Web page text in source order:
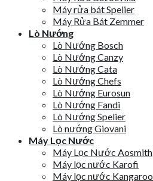
Máy rửa bát Spelier
Máy Rửa Bát Zemmer
Lò Nướng
Lò Nướng Bosch
Lò Nướng Canzy
Lò Nướng Cata
Lò Nướng Chefs
Lò Nướng Eurosun
Lò Nướng Fandi
Lò Nướng Spelier
Lò nướng Giovani
Máy Lọc Nước
Máy Lọc Nước Aosmith
Máy lọc nước Karofi
Máy lọc nước Kangaroo